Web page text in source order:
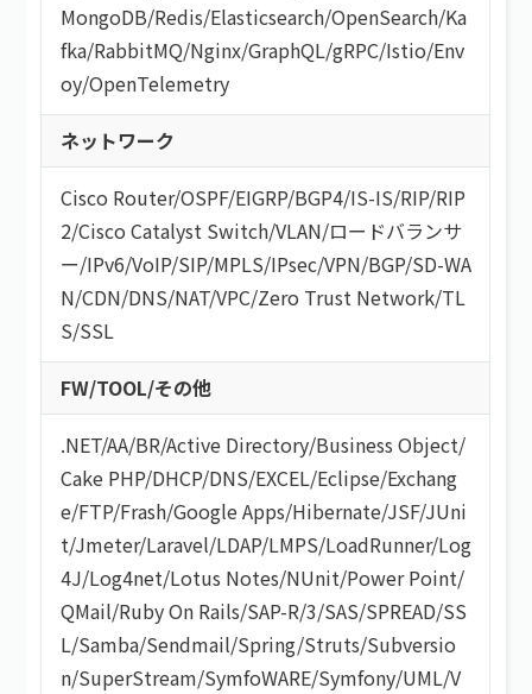
MongoDB/Redis/Elasticsearch/OpenSearch/Ka
fka/RabbitMQ/Nginx/GraphQL/gRPC/Istio/Env
oy/OpenTelemetry
ネットワーク
Cisco Router/OSPF/EIGRP/BGP4/IS-IS/RIP/RIP
2/Cisco Catalyst Switch/VLAN/ロードバランサ
ー/IPv6/VoIP/SIP/MPLS/IPsec/VPN/BGP/SD-WA
N/CDN/DNS/NAT/VPC/Zero Trust Network/TL
S/SSL
FW/TOOL/その他
.NET/AA/BR/Active Directory/Business Object/
Cake PHP/DHCP/DNS/EXCEL/Eclipse/Exchang
e/FTP/Frash/Google Apps/Hibernate/JSF/JUni
t/Jmeter/Laravel/LDAP/LMPS/LoadRunner/Log
4J/Log4net/Lotus Notes/NUnit/Power Point/
QMail/Ruby On Rails/SAP-R/3/SAS/SPREAD/SS
L/Samba/Sendmail/Spring/Struts/Subversio
n/SuperStream/SymfoWARE/Symfony/UML/V